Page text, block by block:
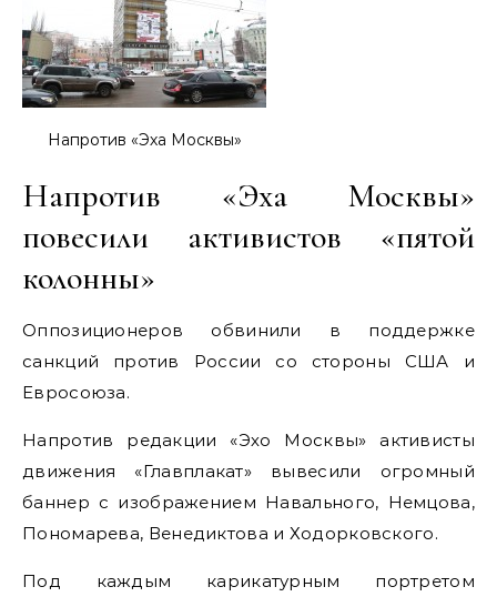
Напротив «Эха Москвы»
Напротив «Эха Москвы»
повесили активистов «пятой
колонны»
Оппозиционеров обвинили в поддержке
санкций против России со стороны США и
Евросоюза.
Напротив редакции «Эхо Москвы» активисты
движения «Главплакат» вывесили огромный
баннер с изображением Навального, Немцова,
Пономарева, Венедиктова и Ходорковского.
Под каждым карикатурным портретом